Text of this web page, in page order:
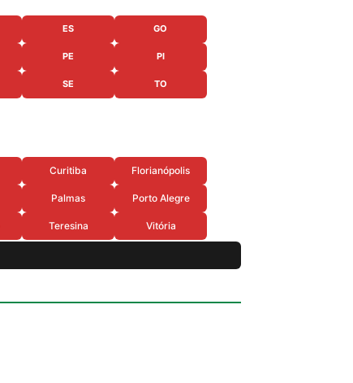
ES GO
PE PI
SE TO
Curitiba Florianópolis
Palmas Porto Alegre
Teresina Vitória